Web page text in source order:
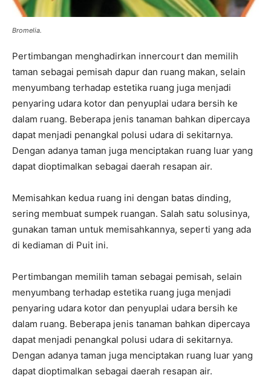
Bromelia.
Pertimbangan menghadirkan innercourt dan memilih
taman sebagai pemisah dapur dan ruang makan, selain
menyumbang terhadap estetika ruang juga menjadi
penyaring udara kotor dan penyuplai udara bersih ke
dalam ruang. Beberapa jenis tanaman bahkan dipercaya
dapat menjadi penangkal polusi udara di sekitarnya.
Dengan adanya taman juga menciptakan ruang luar yang
dapat dioptimalkan sebagai daerah resapan air.
Memisahkan kedua ruang ini dengan batas dinding,
sering membuat sumpek ruangan. Salah satu solusinya,
gunakan taman untuk memisahkannya, seperti yang ada
di kediaman di Puit ini.
Pertimbangan memilih taman sebagai pemisah, selain
menyumbang terhadap estetika ruang juga menjadi
penyaring udara kotor dan penyuplai udara bersih ke
dalam ruang. Beberapa jenis tanaman bahkan dipercaya
dapat menjadi penangkal polusi udara di sekitarnya.
Dengan adanya taman juga menciptakan ruang luar yang
dapat dioptimalkan sebagai daerah resapan air.